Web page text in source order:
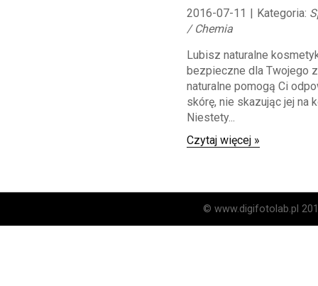
2016-07-11 | Kategoria:
/ Chemia
Lubisz naturalne
bezpieczne dla Twojego
naturalne pomogą Ci
skórę, nie skazując jej na
Niestety...
Czytaj więcej »
© www.digifotolab.pl